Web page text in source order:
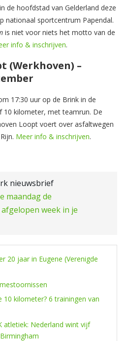
de hoofdstad van Gelderland deze
nationaal sportcentrum Papendal.
is niet voor niets het motto van de
info & inschrijven.
(Werkhoven) –
17:30 uur op de Brink in de
10 kilometer, met teamrun. De
Loopt voert over asfaltwegen
Meer info & inschrijven.
nieuwsbrief
maandag de
week in je
20 jaar in Eugene (Verenigde
10 kilometer? 6 trainingen van
atletiek: Nederland wint vijf